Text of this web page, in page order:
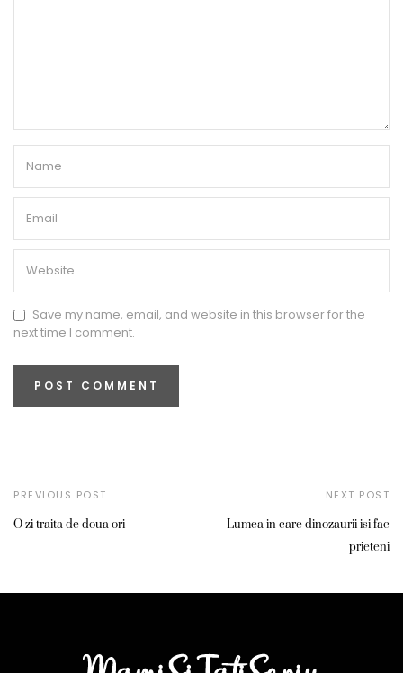
Save my name, email, and website in this browser for the
next time I comment.
PREVIOUS POST
O zi traita de doua ori
NEXT POST
Lumea in care dinozaurii isi fac
prieteni